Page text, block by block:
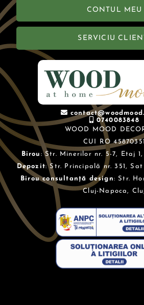
CONTUL MEU
SERVICIU
0740083848
WOOD MOOD
CUI RO 45870351
Birou : Str. Minerilor nr. 5-7, Etaj
Depozit: Str. Principală nr. 351,
Birou consultanță design: Str.
Cluj-Napoca,